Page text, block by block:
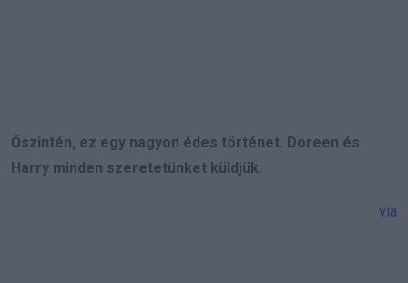
Őszintén, ez egy nagyon édes történet. Doreen és
Harry minden szeretetünket küldjük.
via